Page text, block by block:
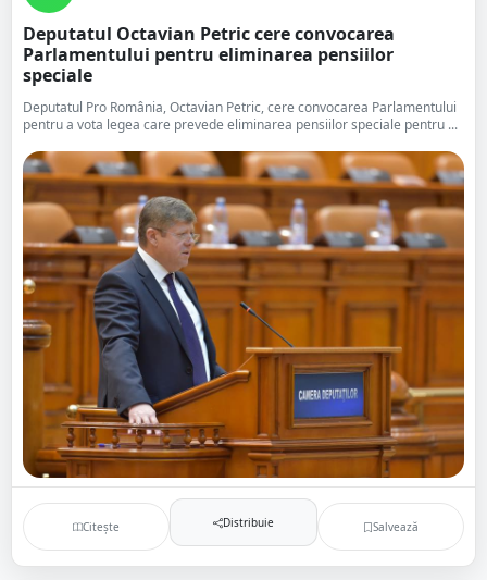
Deputatul Octavian Petric cere convocarea
Parlamentului pentru eliminarea pensiilor
speciale
Deputatul Pro România, Octavian Petric, cere convocarea Parlamentului
pentru a vota legea care prevede eliminarea pensiilor speciale pentru ...
Citește Distribuie Salvează